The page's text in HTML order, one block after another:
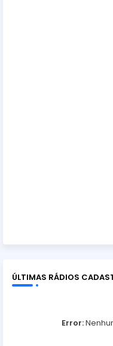
ÚLTIMAS RÁDIOS
Error: